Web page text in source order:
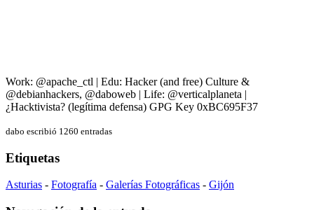
Work: @apache_ctl | Edu: Hacker (and free) Culture &
@debianhackers, @daboweb | Life: @verticalplaneta |
¿Hacktivista? (legítima defensa) GPG Key 0xBC695F37
dabo escribió 1260 entradas
Etiquetas
Asturias - Fotografía - Galerías Fotográficas - Gijón